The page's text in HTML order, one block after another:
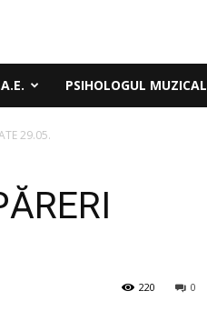
PSIHOLOGUL MUZICAL
29.05.
0
220